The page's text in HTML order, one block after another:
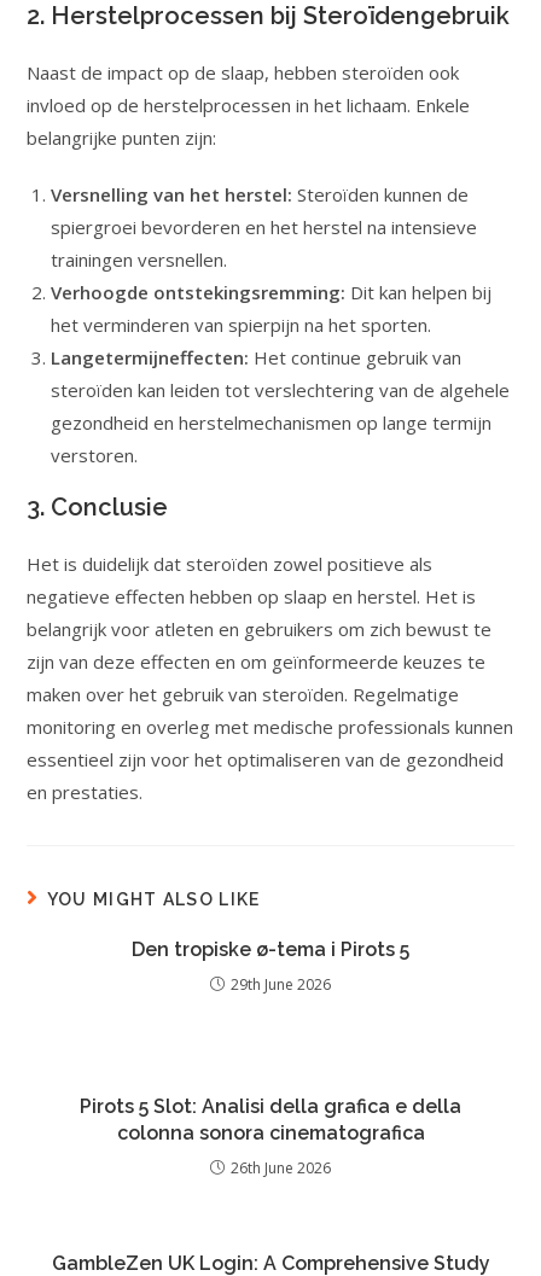
2. Herstelprocessen bij Steroïdengebruik
Naast de impact op de slaap, hebben steroïden ook
invloed op de herstelprocessen in het lichaam. Enkele
belangrijke punten zijn:
Versnelling van het herstel: Steroïden kunnen de
spiergroei bevorderen en het herstel na intensieve
trainingen versnellen.
Verhoogde ontstekingsremming: Dit kan helpen bij
het verminderen van spierpijn na het sporten.
Langetermijneffecten: Het continue gebruik van
steroïden kan leiden tot verslechtering van de algehele
gezondheid en herstelmechanismen op lange termijn
verstoren.
3. Conclusie
Het is duidelijk dat steroïden zowel positieve als
negatieve effecten hebben op slaap en herstel. Het is
belangrijk voor atleten en gebruikers om zich bewust te
zijn van deze effecten en om geïnformeerde keuzes te
maken over het gebruik van steroïden. Regelmatige
monitoring en overleg met medische professionals kunnen
essentieel zijn voor het optimaliseren van de gezondheid
en prestaties.
YOU MIGHT ALSO LIKE
Den tropiske ø-tema i Pirots 5
29th June 2026
Pirots 5 Slot: Analisi della grafica e della
colonna sonora cinematografica
26th June 2026
GambleZen UK Login: A Comprehensive Study